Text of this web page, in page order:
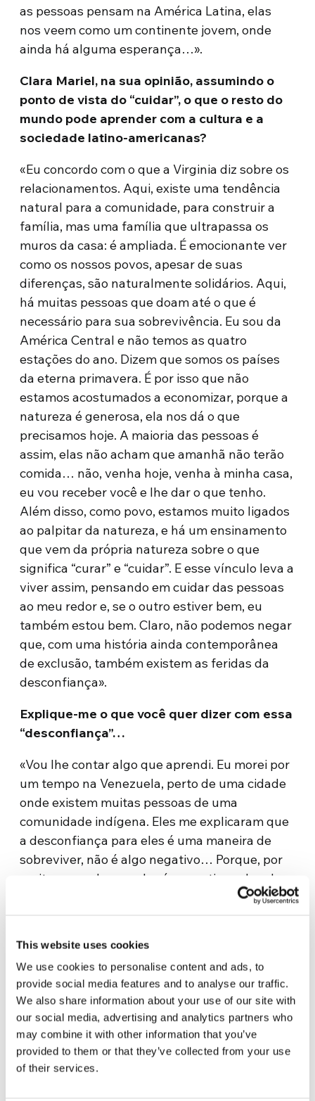
This website uses cookies
We use cookies to personalise content and ads, to
provide social media features and to analyse our traffic.
We also share information about your use of our site with
our social media, advertising and analytics partners who
may combine it with other information that you’ve
provided to them or that they’ve collected from your use
of their services.
as pessoas pensam na América Latina, elas
nos veem como um continente jovem, onde
ainda há alguma esperança…».
Clara Mariel, na sua opinião, assumindo o
ponto de vista do “cuidar”, o que o resto do
mundo pode aprender com a cultura e a
sociedade latino-americanas?
«Eu concordo com o que a Virginia diz sobre os
relacionamentos. Aqui, existe uma tendência
natural para a comunidade, para construir a
família, mas uma família que ultrapassa os
muros da casa: é ampliada. É emocionante ver
como os nossos povos, apesar de suas
diferenças, são naturalmente solidários. Aqui,
há muitas pessoas que doam até o que é
necessário para sua sobrevivência. Eu sou da
América Central e não temos as quatro
estações do ano. Dizem que somos os países
da eterna primavera. É por isso que não
estamos acostumados a economizar, porque a
natureza é generosa, ela nos dá o que
precisamos hoje. A maioria das pessoas é
assim, elas não acham que amanhã não terão
comida… não, venha hoje, venha à minha casa,
eu vou receber você e lhe dar o que tenho.
Além disso, como povo, estamos muito ligados
ao palpitar da natureza, e há um ensinamento
que vem da própria natureza sobre o que
significa “curar” e “cuidar”. E esse vínculo leva a
viver assim, pensando em cuidar das pessoas
ao meu redor e, se o outro estiver bem, eu
também estou bem. Claro, não podemos negar
que, com uma história ainda contemporânea
de exclusão, também existem as feridas da
desconfiança».
Explique-me o que você quer dizer com essa
“desconfiança”…
«Vou lhe contar algo que aprendi. Eu morei por
um tempo na Venezuela, perto de uma cidade
onde existem muitas pessoas de uma
comunidade indígena. Eles me explicaram que
a desconfiança para eles é uma maneira de
sobreviver, não é algo negativo… Porque, por
muitos anos, houve alguém que tirou algo de
nós, ou o Estado ou outros. Primeiramente você
nossos povos precisam – muitos, não todos –
de um tempo para refletir, para entender. Mas
quando eles lhe abrem a casa e o coração, você
se torna parte da família! Então, neste sentido,
essa palavra “desconfiança” significa entender
como você está se aproximando, com quais
intenções».